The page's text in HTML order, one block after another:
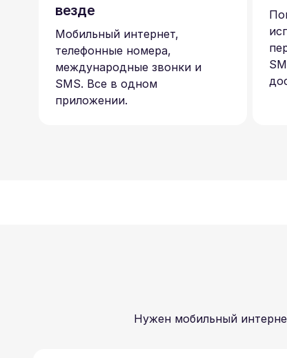
везде
Мобильный интернет,
телефонные номера,
международные звонки и
SMS. Все в одном
приложении.
Нужен мобильный